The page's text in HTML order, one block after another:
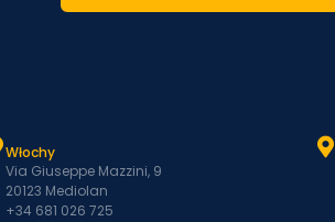
Włochy
Via Giuseppe Mazzini, 9
20123 Mediolan
+34 681 026 725